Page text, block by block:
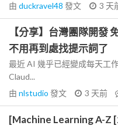
由 duckravel48 發文 3 天
【分享】台灣團隊開發
不用再到處找提示詞了
最近 AI 幾乎已經變成每天工
Claud...
由 nlstudio 發文 3 天前
[Machine Learning A-Z